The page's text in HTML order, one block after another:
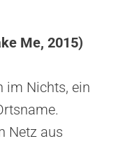
Me, 2015)
im Nichts, ein
Netz aus